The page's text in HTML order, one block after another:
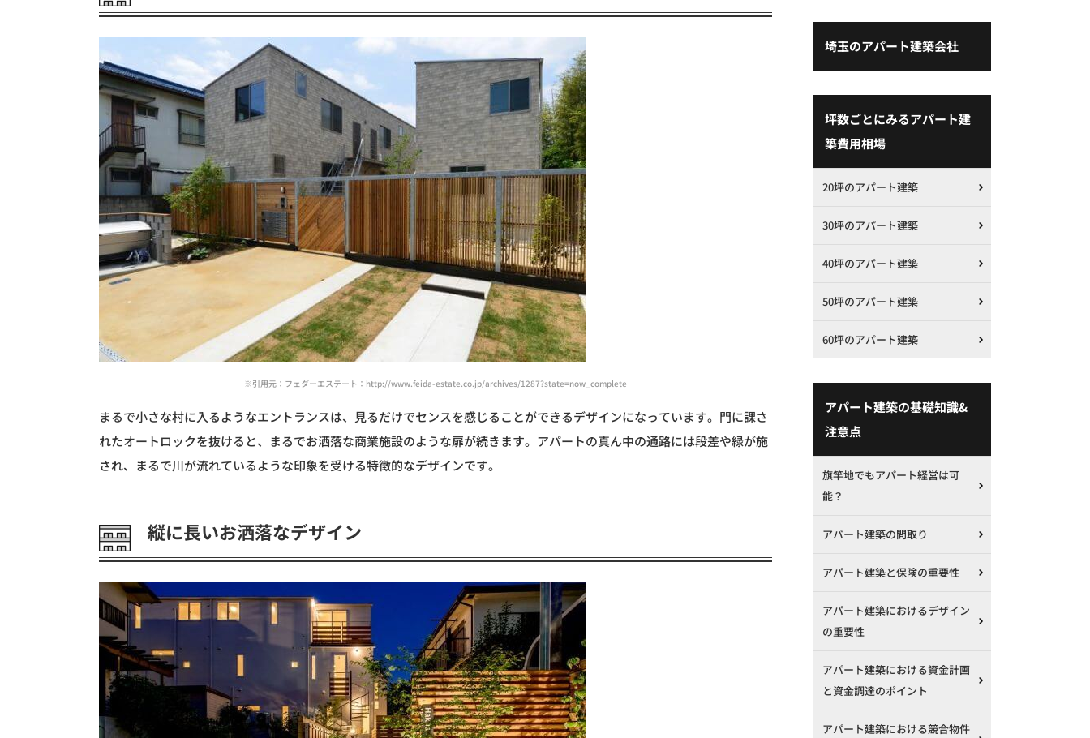
※引用元：フェダーエステート：http://www.feida-estate.co.jp/archives/1287?state=now_complete
まるで小さな村に入るようなエントランスは、見るだけでセンスを感じることができるデザインになっています。門に課さ
れたオートロックを抜けると、まるでお洒落な商業施設のような扉が続きます。アパートの真ん中の通路には段差や緑が施
され、まるで川が流れているような印象を受ける特徴的なデザインです。
縦に長いお洒落なデザイン
埼玉のアパート建築会社
坪数ごとにみるアパート建
築費用相場
20坪のアパート建築
30坪のアパート建築
40坪のアパート建築
50坪のアパート建築
60坪のアパート建築
アパート建築の基礎知識&
注意点
旗竿地でもアパート経営は可
能？
アパート建築の間取り
アパート建築と保険の重要性
アパート建築におけるデザイン
の重要性
アパート建築における資金計画
と資金調達のポイント
アパート建築における競合物件